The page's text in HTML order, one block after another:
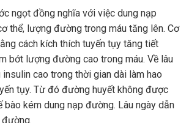
ngọt đồng nghĩa với việc dung nạp
thể, lượng đường trong máu tăng lên. Cơ
cách kích thích tuyến tụy tăng tiết
bớt lượng đường cao trong máu. Về lâu
insulin cao trong thời gian dài làm hao
tụy. Từ đó đường huyết không được
bào kém dung nạp đường. Lâu ngày dẫn